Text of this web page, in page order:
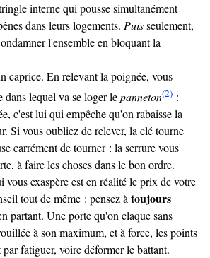
interne qui pousse simultanément
dans leurs logements. Puisseulement,
l'ensemble en bloquant la
caprice. En relevant la poignée, vous
dans lequel va se loger lepanneton(2) :
c'est lui qui empêche qu'on rabaisse la
Si vous oubliez de relever, la clé tourne
carrément de tourner : la serrure vous
à faire les choses dans le bon ordre.
vous exaspère est en réalité le prix de votre
tout de même : pensez àtoujours
partant. Une porte qu'on claque sans
à son maximum, et à force, les points
fatiguer, voire déformer le battant.